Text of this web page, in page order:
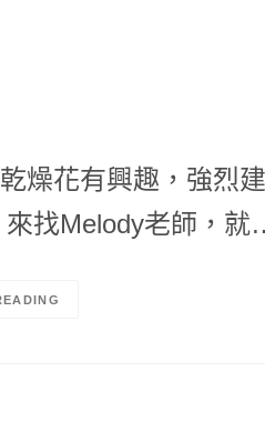
燥花有興趣，強烈
來找Melody老師，就